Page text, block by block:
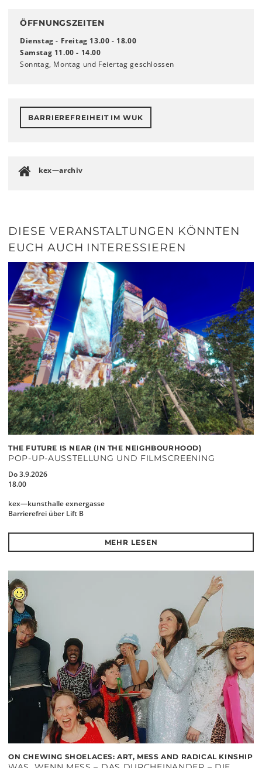
ÖFFNUNGSZEITEN
Dienstag - Freitag 13.00 - 18.00
Samstag 11.00 - 14.00
Sonntag, Montag und Feiertag geschlossen
BARRIEREFREIHEIT IM WUK
kex—archiv
DIESE VERANSTALTUNGEN KÖNNTEN
EUCH AUCH INTERESSIEREN
THE FUTURE IS NEAR (IN THE NEIGHBOURHOOD)
POP-UP-AUSSTELLUNG UND FILMSCREENING
Do 3.9.2026
18.00
kex—kunsthalle exnergasse
Barrierefrei über Lift B
MEHR LESEN
ON CHEWING SHOELACES: ART, MESS AND RADICAL KINSHIP